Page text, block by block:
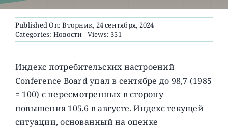
О ПРОЕКТЕ
Published On: Вторник, 24 сентября, 2024
Categories: Новости Views: 351
Индекс потребительских настроений
Conference Board упал в сентябре до 98,7 (1985
= 100) с пересмотренных в сторону
повышения 105,6 в августе.Индекс текущей
ситуации, основанный на оценке